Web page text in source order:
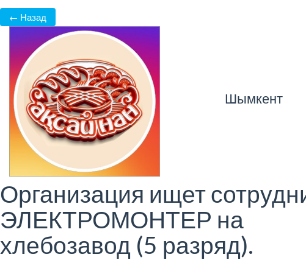
← Назад
Шымкент
Организация ищет
ЭЛЕКТРОМОНТЕР на
хлебозавод (5 разряд).